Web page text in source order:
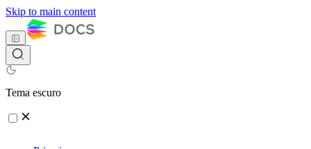
Skip to main content
Tema escuro